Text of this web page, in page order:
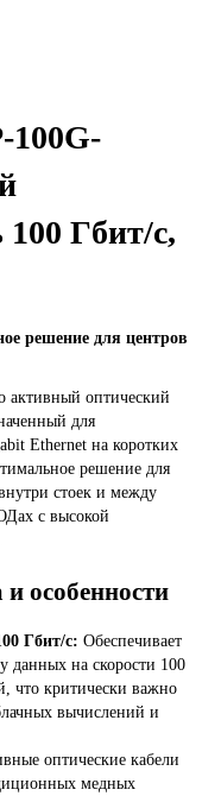
100G-
100 Гбит/с,
решение для центров
активный оптический
для
Ethernet на коротких
решение для
стоек и между
с высокой
особенности
Гбит/с: Обеспечивает
данных на скорости 100
что критически важно
вычислений и
оптические кабели
медных